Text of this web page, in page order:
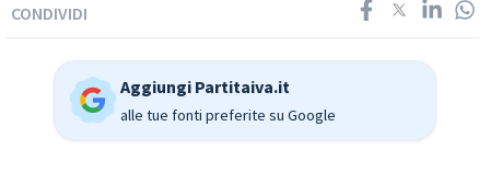
CONDIVIDI
Aggiungi Partitaiva.it
alle tue fonti preferite su Google